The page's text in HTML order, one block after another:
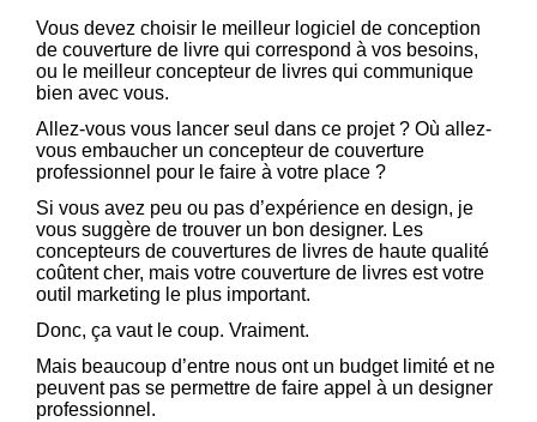
Vous devez choisir le meilleur logiciel de conception
de couverture de livre qui correspond à vos besoins,
ou le meilleur concepteur de livres qui communique
bien avec vous.
Allez-vous vous lancer seul dans ce projet ? Où allez-
vous embaucher un concepteur de couverture
professionnel pour le faire à votre place ?
Si vous avez peu ou pas d’expérience en design, je
vous suggère de trouver un bon designer. Les
concepteurs de couvertures de livres de haute qualité
coûtent cher, mais votre couverture de livres est votre
outil marketing le plus important.
Donc, ça vaut le coup. Vraiment.
Mais beaucoup d’entre nous ont un budget limité et ne
peuvent pas se permettre de faire appel à un designer
professionnel.